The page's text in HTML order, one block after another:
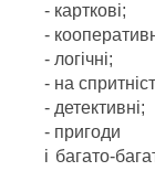
- карткові;
-
- логічні;
- на
- детективні;
- пригоди
і багато-